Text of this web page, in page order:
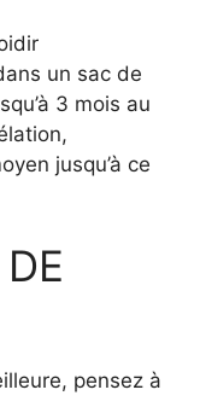
un sac de
3 mois au
jusqu’à ce
pensez à